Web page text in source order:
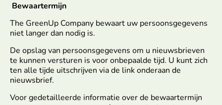
Bewaartermijn
The GreenUp Company bewaart uw persoonsgegevens
niet langer dan nodig is.
De opslag van persoonsgegevens om u nieuwsbrieven
te kunnen versturen is voor onbepaalde tijd. U kunt zich
ten alle tijde uitschrijven via de link onderaan de
nieuwsbrief.
Voor gedetailleerde informatie over de bewaartermijn